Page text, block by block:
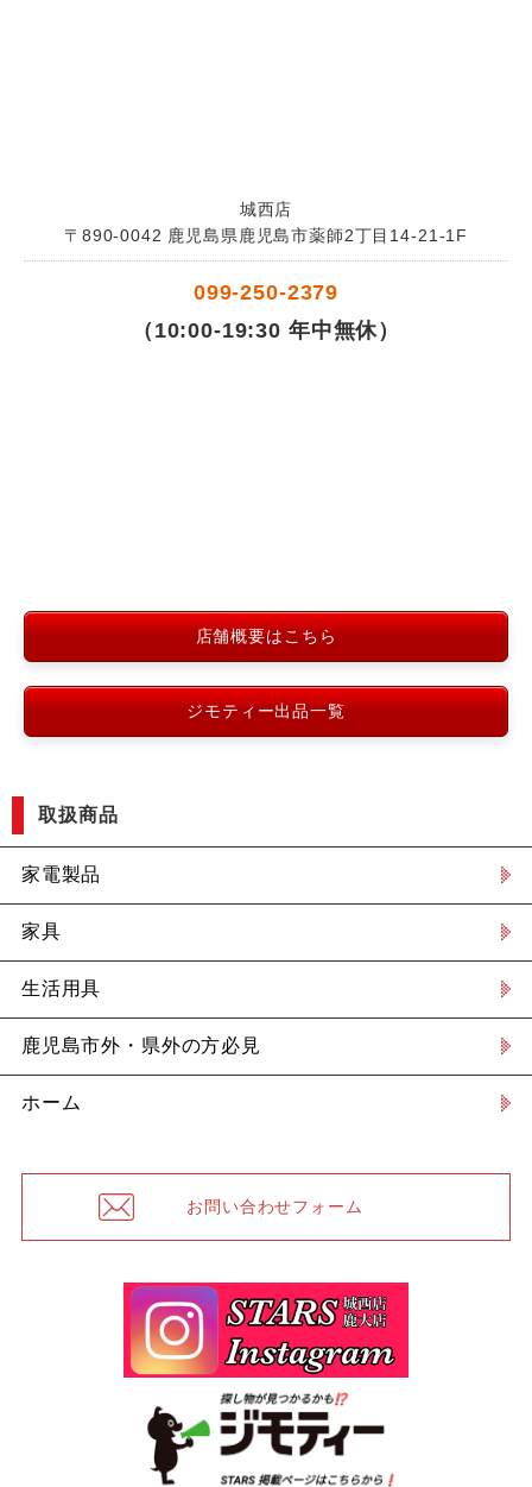
城西店
〒890-0042 鹿児島県鹿児島市薬師2丁目14-21-1F
099-250-2379
（10:00-19:30 年中無休）
店舗概要はこちら
ジモティー出品一覧
取扱商品
家電製品
家具
生活用具
鹿児島市外・県外の方必見
ホーム
お問い合わせフォーム